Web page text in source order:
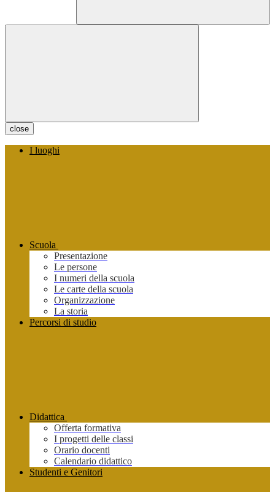
close
I luoghi
Scuola
Presentazione
Le persone
I numeri della scuola
Le carte della scuola
Organizzazione
La storia
Percorsi di studio
Didattica
Offerta formativa
I progetti delle classi
Orario docenti
Calendario didattico
Studenti e Genitori